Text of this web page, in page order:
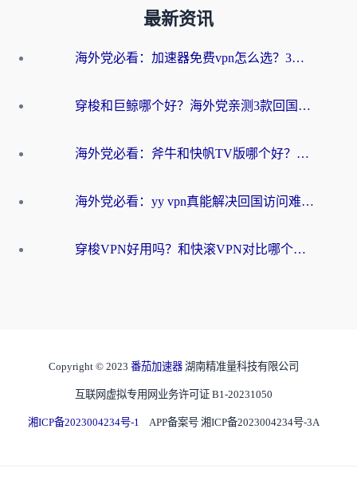
最新资讯
海外党必看：加速器免费vpn怎么选？3步教你无缝访问国内资源
穿梭和巨鲸哪个好？海外党亲测3款回国加速器，教你避开90%的坑
海外党必看：斧牛和快帆TV版哪个好？3分钟选对回国加速器，无缝刷B站、追热剧
海外党必看：yy vpn真能解决回国访问难题？附云极initap测评+免费方案对比
穿梭VPN好用吗？和快滚VPN对比哪个回国效果更好？海外党选回国加速器必看指南
Copyright © 2023 番茄加速器 湖南精准量科技有限公司
互联网虚拟专用网业务许可证 B1-20231050
湘ICP备2023004234号-1 APP备案号 湘ICP备2023004234号-3A